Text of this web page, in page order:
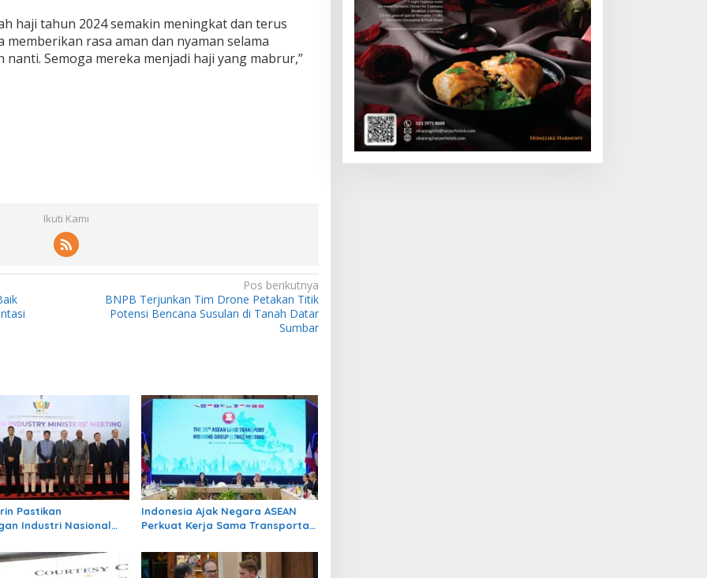
haji tahun 2024 semakin meningkat dan terus
rasa aman dan nyaman selama
Semoga mereka menjadi haji yang mabrur,”
Ikuti Kami
Pos berikutnya
BNPB Terjunkan Tim Drone Petakan Titik
Potensi Bencana Susulan di Tanah Datar
Sumbar
Pastikan
Industri Nasional
Indonesia Ajak Negara ASEAN
Perkuat Kerja Sama Transportasi